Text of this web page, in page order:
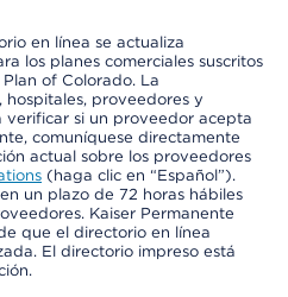
en línea se actualiza
los planes comerciales suscritos
of Colorado. La
proveedores y
verificar si un proveedor acepta
comuníquese directamente
actual sobre los proveedores
(haga clic en “Español”).
un plazo de 72 horas hábiles
Kaiser Permanente
que el directorio en línea
El directorio impreso está